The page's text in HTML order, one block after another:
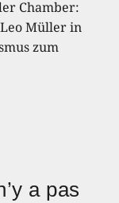
Chamber:
Müller in
zum
a pas